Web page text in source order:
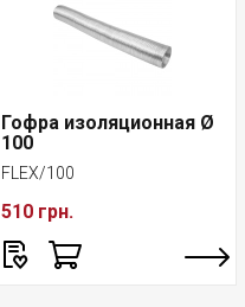
Гофра изоляционная Ø
100
FLEX/100
510 грн.